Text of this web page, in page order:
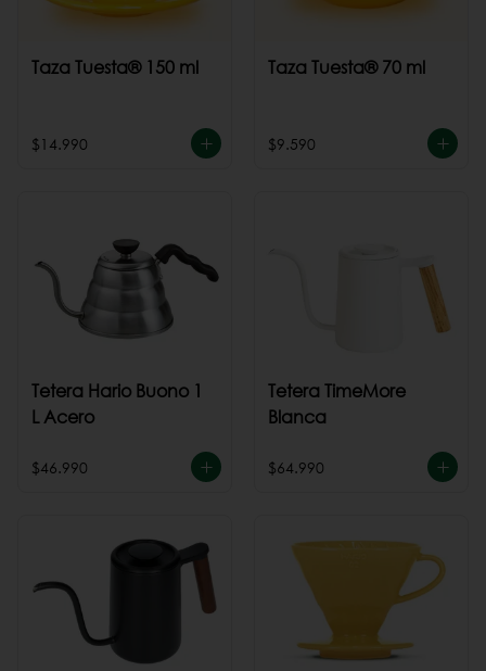
Taza Tuesta® 150 ml
$14.990
Taza Tuesta® 70 ml
$9.590
Tetera Hario Buono 1
L Acero
$46.990
Tetera TimeMore
Blanca
$64.990